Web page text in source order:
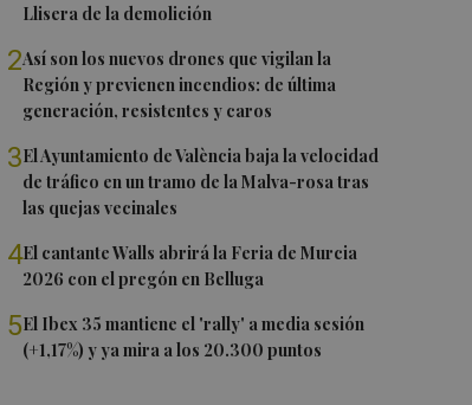
Llisera de la demolición
2Así son los nuevos drones que vigilan la
Región y previenen incendios: de última
generación, resistentes y caros
3El Ayuntamiento de València baja la velocidad
de tráfico en un tramo de la Malva-rosa tras
las quejas vecinales
4El cantante Walls abrirá la Feria de Murcia
2026 con el pregón en Belluga
5El Ibex 35 mantiene el 'rally' a media sesión
(+1,17%) y ya mira a los 20.300 puntos